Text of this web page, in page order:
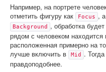
Например, на портрете
отметить фигуру как
Focus ,
Background
, обработка
рядом с человеком находится
расположенная примерно на
лучше включить в
Mid
.
правдоподобнее.